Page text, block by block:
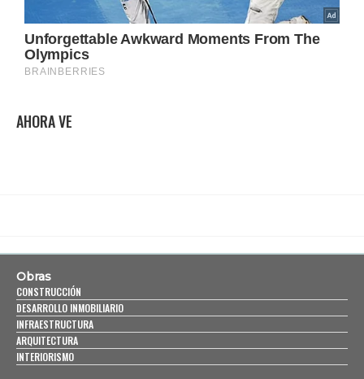
AHORA VE
Obras
CONSTRUCCIÓN
DESARROLLO INMOBILIARIO
INFRAESTRUCTURA
ARQUITECTURA
INTERIORISMO